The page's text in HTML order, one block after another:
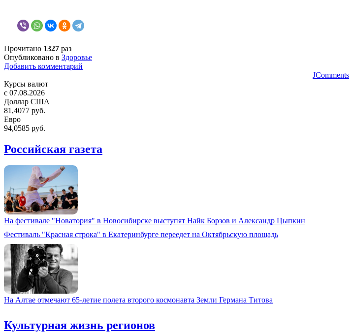
Прочитано 1327 раз
Опубликовано в Здоровье
Добавить комментарий
JComments
Курсы валют
c 07.08.2026
Доллар США
81,4077 руб.
Евро
94,0585 руб.
Российская газета
На фестивале "Новатория" в Новосибирске выступят Найк Борзов и Александр Цыпкин
Фестиваль "Красная строка" в Екатеринбурге переедет на Октябрьскую площадь
На Алтае отмечают 65-летие полета второго космонавта Земли Германа Титова
Культурная жизнь регионов